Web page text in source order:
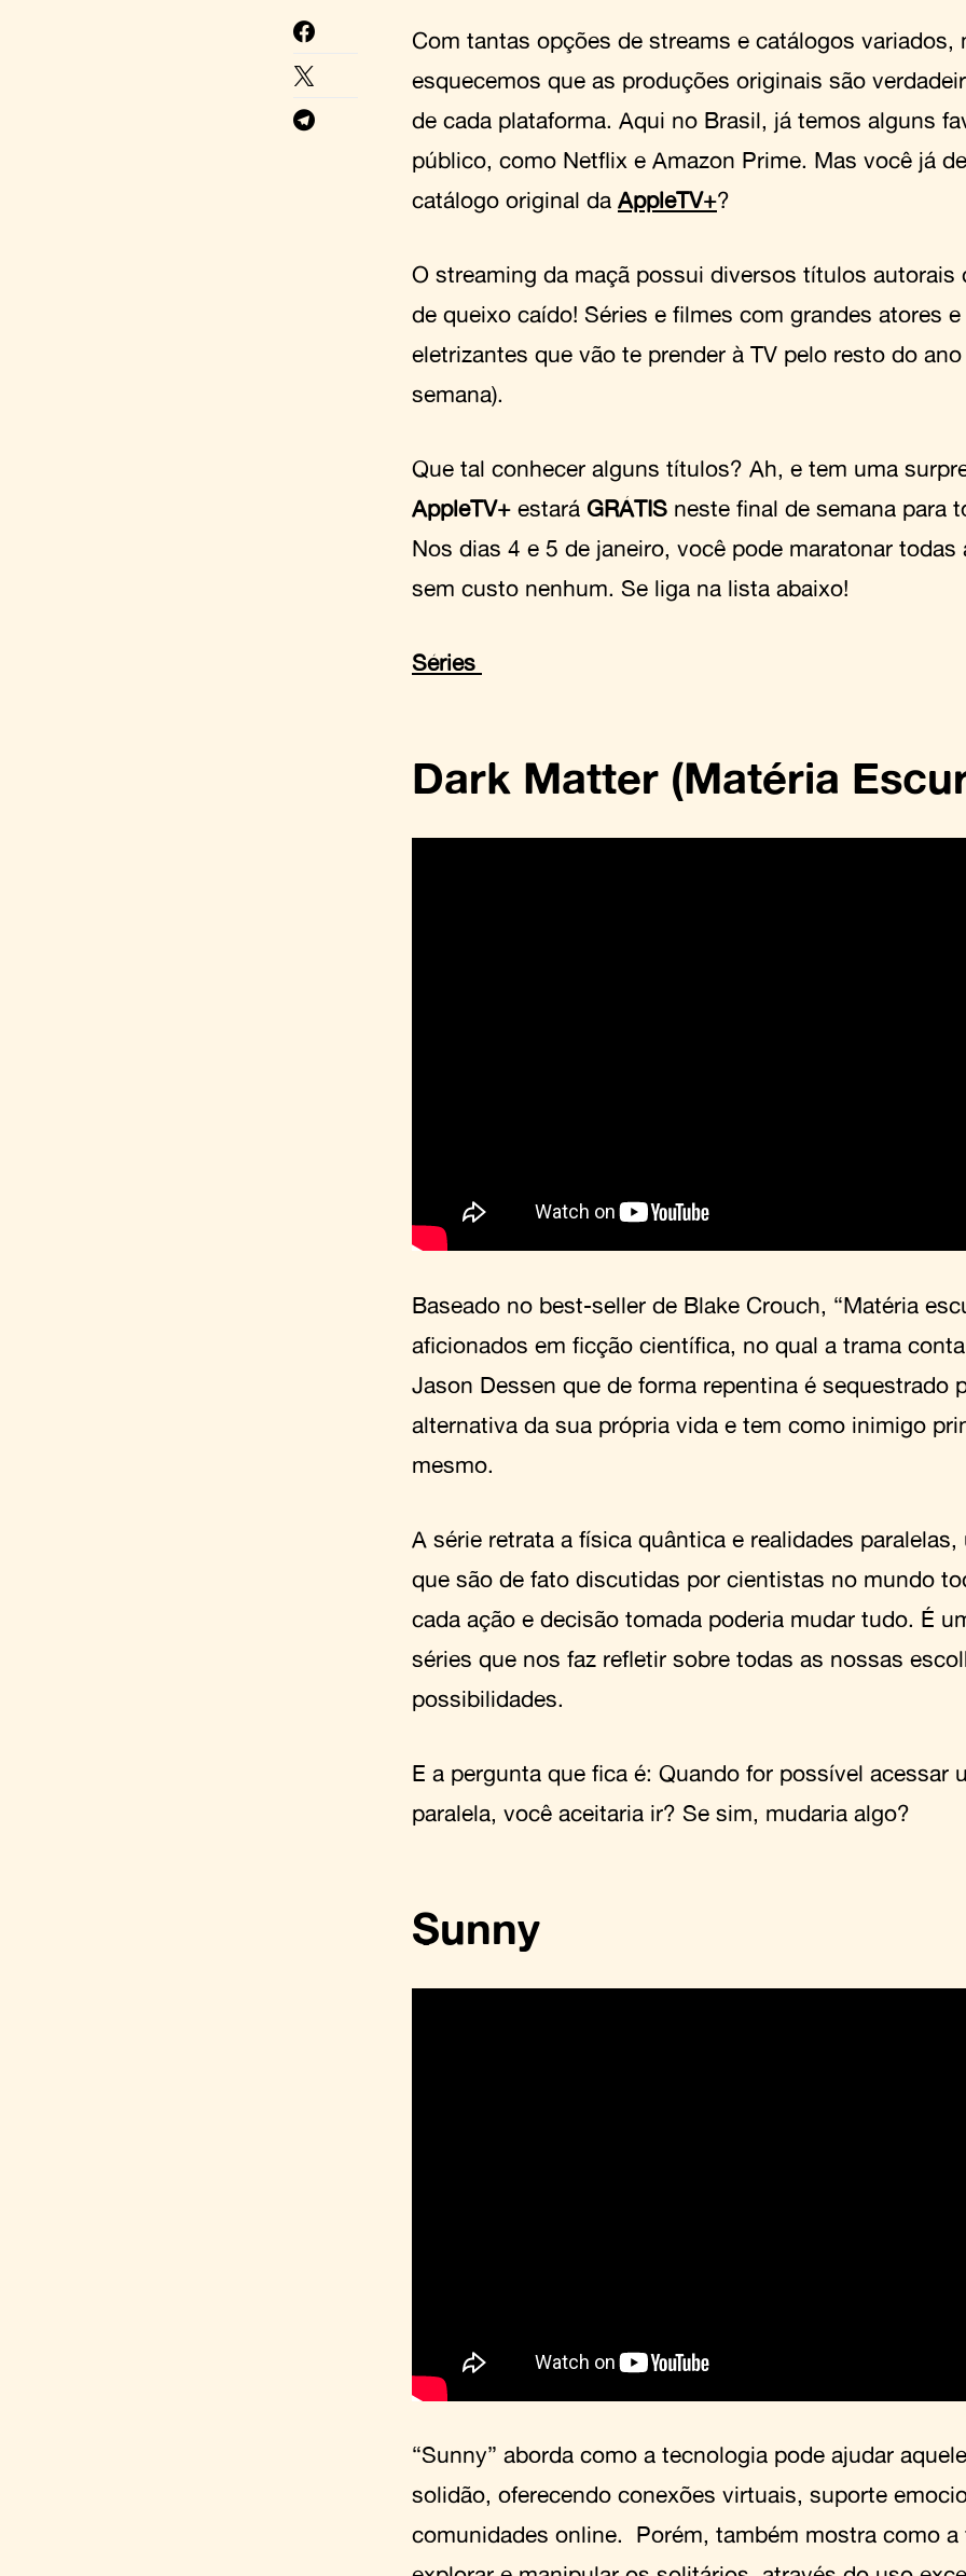
Com tantas opções de streams e catálogos variados,
esquecemos que as produções originais são
de cada plataforma. Aqui no Brasil, já temos alguns
público, como Netflix e Amazon Prime. Mas você já
catálogo original da AppleTV+?
O streaming da maçã possui diversos títulos autorais
de queixo caído! Séries e filmes com grandes atores
eletrizantes que vão te prender à TV pelo resto do
semana).
Que tal conhecer alguns títulos? Ah, e tem uma
AppleTV+ estará GRÁTIS neste final de semana para
Nos dias 4 e 5 de janeiro, você pode maratonar todas
sem custo nenhum. Se liga na lista abaixo!
Séries
Dark Matter (Matéria
Baseado no best-seller de Blake Crouch, “Matéria
aficionados em ficção científica, no qual a trama
Jason Dessen que de forma repentina é sequestrado
alternativa da sua própria vida e tem como inimigo
mesmo.
A série retrata a física quântica e realidades
que são de fato discutidas por cientistas no mundo
cada ação e decisão tomada poderia mudar tudo. É
séries que nos faz refletir sobre todas as nossas
possibilidades.
E a pergunta que fica é: Quando for possível acessar
paralela, você aceitaria ir? Se sim, mudaria algo?
Sunny
“Sunny” aborda como a tecnologia pode ajudar
solidão, oferecendo conexões virtuais, suporte
comunidades online. Porém, também mostra como a